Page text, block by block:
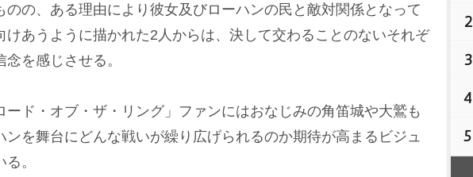
のの、ある理由により彼女及びローハンの民と敵対関係となって
けあうように描かれた2人からは、決して交わることのないそれぞ
を感じさせる。
ド・オブ・ザ・リング」ファンにはおなじみの角笛城や大鷲も
ンを舞台にどんな戦いが繰り広げられるのか期待が高まるビジュ
。
2
3
4
5